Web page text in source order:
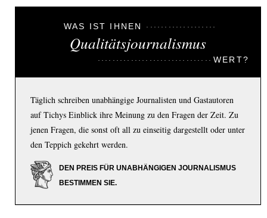
WAS IST IHNEN
Qualitätsjournalismus
WERT?
Täglich schreiben unabhängige Journalisten und Gastautoren
auf Tichys Einblick ihre Meinung zu den Fragen der Zeit. Zu
jenen Fragen, die sonst oft all zu einseitig dargestellt oder unter
den Teppich gekehrt werden.
DEN PREIS FÜR UNABHÄNGIGEN JOURNALISMUS
BESTIMMEN SIE.